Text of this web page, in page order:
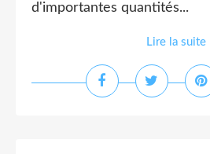
d'importantes quantités...
Lire la suite